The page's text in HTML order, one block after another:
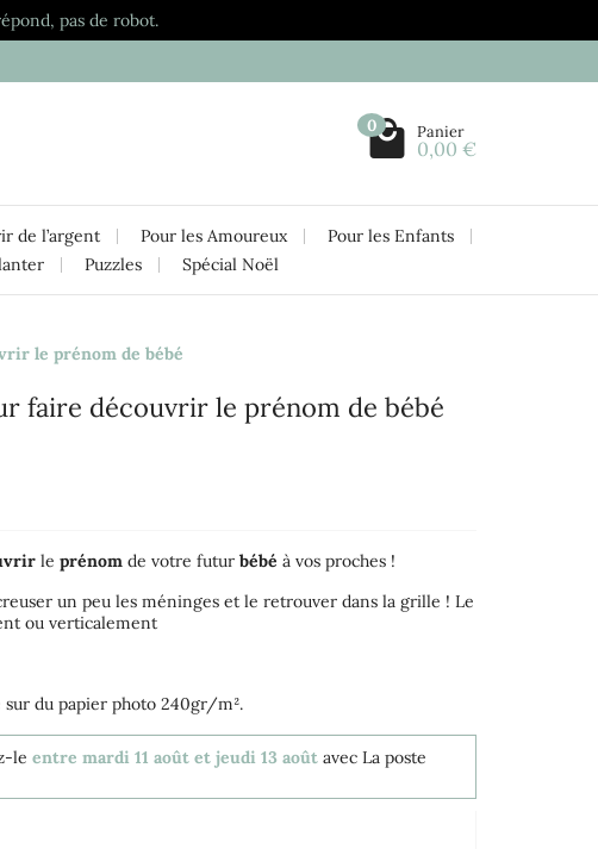
pas de robot.
0 Panier
0,00 €
de l’argent Pour les Amoureux
Pour les Enfants
Puzzles Spécial Noël
le prénom de bébé
faire découvrir le prénom de bébé
leprénom de votre futurbébé à vos proches !
un peu les méninges et le retrouver dans la grille ! Le
ou verticalement
du papier photo 240gr/m².
leentre mardi 11 août et jeudi 13 août avec La poste